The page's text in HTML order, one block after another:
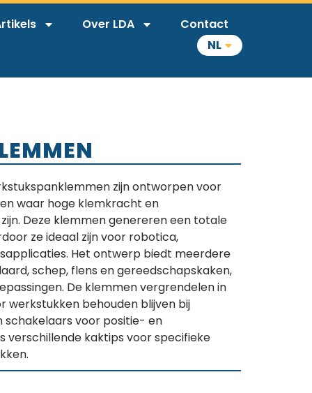
Over LDA
Contact
NL
zijn ontworpen voor
waar hoge klemkracht en
Deze klemmen genereren een totale
ze ideaal zijn voor robotica,
Het ontwerp biedt meerdere
schep, flens en gereedschapskaken,
De klemmen vergrendelen in
werkstukken behouden blijven bij
voor positie- en
verschillende kaktips voor specifieke